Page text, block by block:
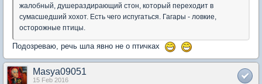
жалобный, душераздирающий стон, который переходит в
сумасшедший хохот. Есть чего испугаться. Гагары - ловкие,
осторожные птицы.
Подозреваю, речь шла явно не о птичках
Masya09051
15 Feb 2016